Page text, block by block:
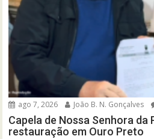
ago 7, 2026 João B. N. Gonçalves
Capela de Nossa Senhora da
restauração em Ouro Preto